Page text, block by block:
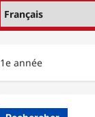
année